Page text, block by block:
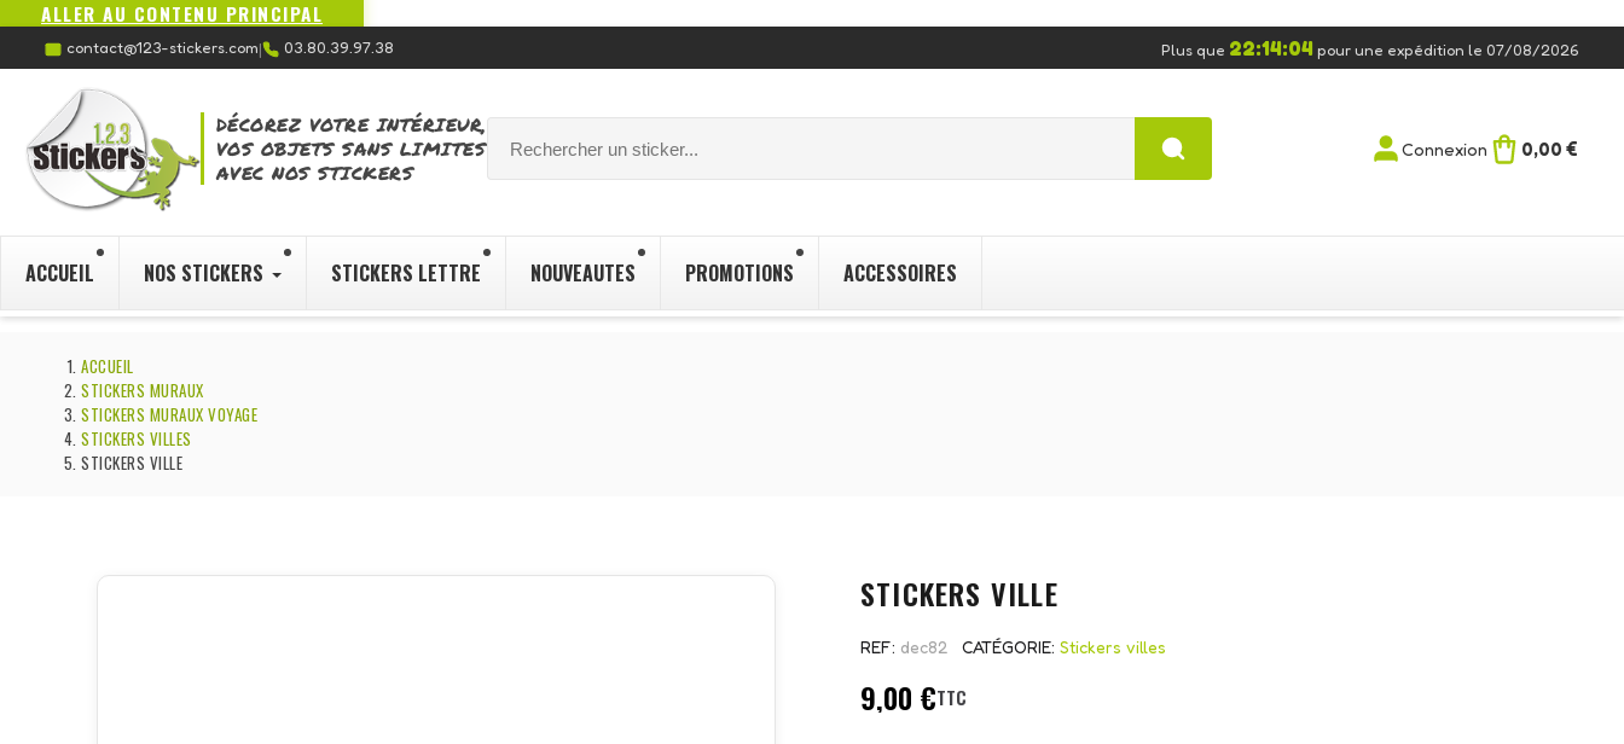
ALLER AU CONTENU PRINCIPAL
contact@123-stickers.com| 03.80.39.97.38 Plus que 22:14:04 pour une expédition le 07/08/2026
DÉCOREZ VOTRE INTÉRIEUR,
VOS OBJETS SANS LIMITES
AVEC NOS STICKERS
Connexion 0,00 €
ACCUEIL NOS STICKERS STICKERS LETTRE NOUVEAUTES PROMOTIONS ACCESSOIRES
ACCUEIL
STICKERS MURAUX
STICKERS MURAUX VOYAGE
STICKERS VILLES
STICKERS VILLE
STICKERS VILLE
REF dec82 CATÉGORIE Stickers villes
9,00 €TTC